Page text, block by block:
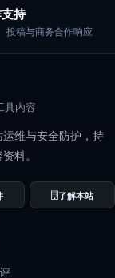
持
投稿与商务合作响应
具内容
维与安全防护，持
料。
了解本站